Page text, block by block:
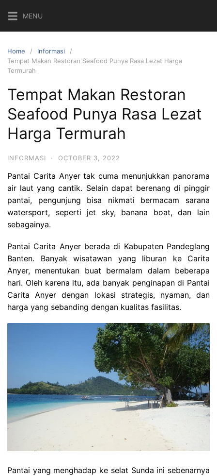
content
MENU
Home
Informasi
Tempat Makan Restoran Seafood Punya Rasa Lezat Harga
Termurah
Tempat Makan Restoran
Seafood Punya Rasa Lezat
Harga Termurah
INFORMASI · OCTOBER 3, 2022
Pantai Carita Anyer tak cuma menunjukkan panorama
air laut yang cantik. Selain dapat berenang di pinggir
pantai, pengunjung bisa nikmati bermacam sarana
watersport, seperti jet sky, banana boat, dan lain
sebagainya.
Pantai Carita Anyer berada di Kabupaten Pandeglang
Banten. Banyak wisatawan yang liburan ke Carita
Anyer, menentukan buat bermalam dalam beberapa
hari. Oleh karena itu, ada banyak penginapan di Pantai
Carita Anyer dengan lokasi strategis, nyaman, dan
harga yang sebanding dengan kualitas fasilitas.
Pantai yang menghadap ke selat Sunda ini sebenarnya